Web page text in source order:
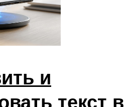
и
текст в